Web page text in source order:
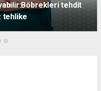
tehdit
tehlike